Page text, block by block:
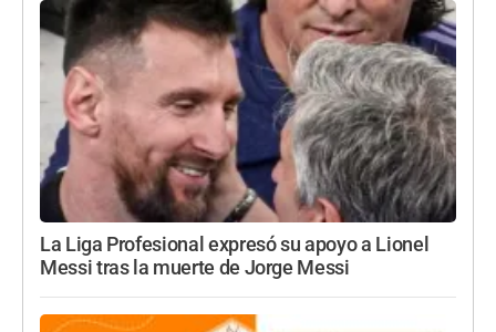
La Liga Profesional expresó su apoyo a Lionel
Messi tras la muerte de Jorge Messi